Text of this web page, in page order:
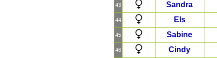
43 Sandra
44 Els
45 Sabine
46 Cindy